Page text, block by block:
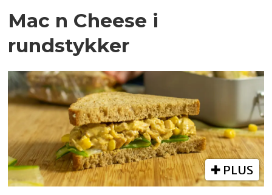
Mac n Cheese i
rundstykker
PLUS